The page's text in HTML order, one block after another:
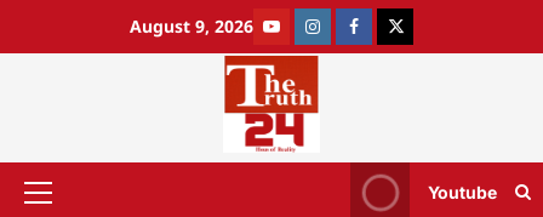
August 9, 2026
Youtube